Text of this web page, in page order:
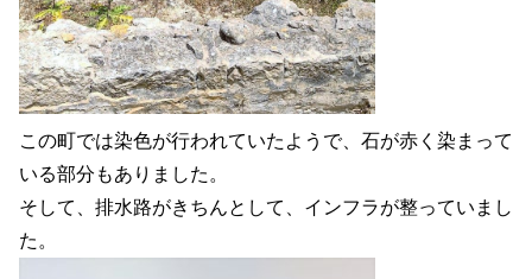
この町では染色が行われていたようで、石が赤く染まって
いる部分もありました。
そして、排水路がきちんとして、インフラが整っていまし
た。